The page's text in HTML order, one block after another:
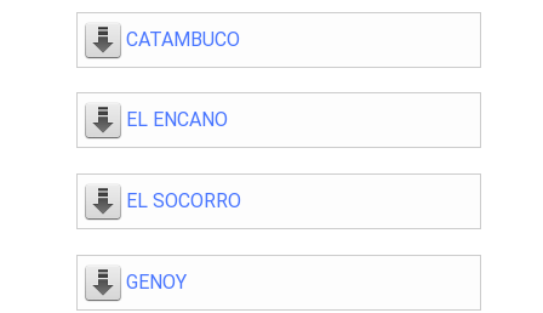
CATAMBUCO
EL ENCANO
EL SOCORRO
GENOY